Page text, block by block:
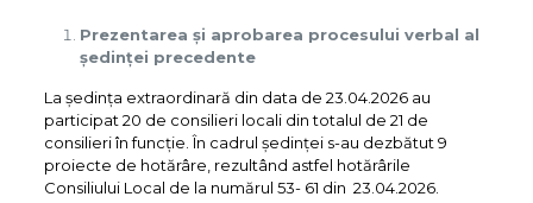
Prezentarea şi aprobarea procesului verbal al
şedinţei precedente
La ședința extraordinară din data de 23.04.2026 au
participat 20 de consilieri locali din totalul de 21 de
consilieri în funcție. În cadrul ședinței s-au dezbătut 9
proiecte de hotărâre, rezultând astfel hotărârile
Consiliului Local de la numărul 53- 61 din 23.04.2026.